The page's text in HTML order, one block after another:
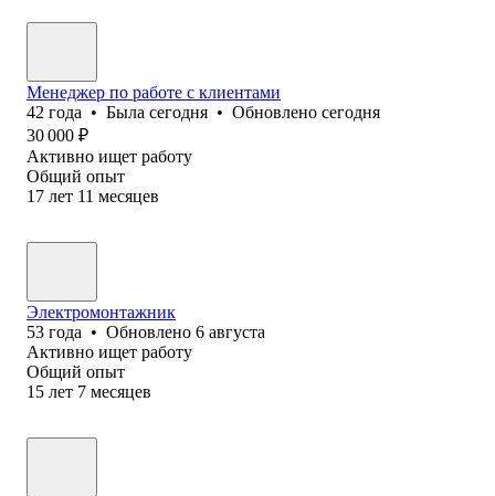
Менеджер по работе с клиентами
42 года • Была сегодня • Обновлено сегодня
30 000 ₽
Активно ищет работу
Общий опыт
17 лет 11 месяцев
Электромонтажник
53 года • Обновлено 6 августа
Активно ищет работу
Общий опыт
15 лет 7 месяцев